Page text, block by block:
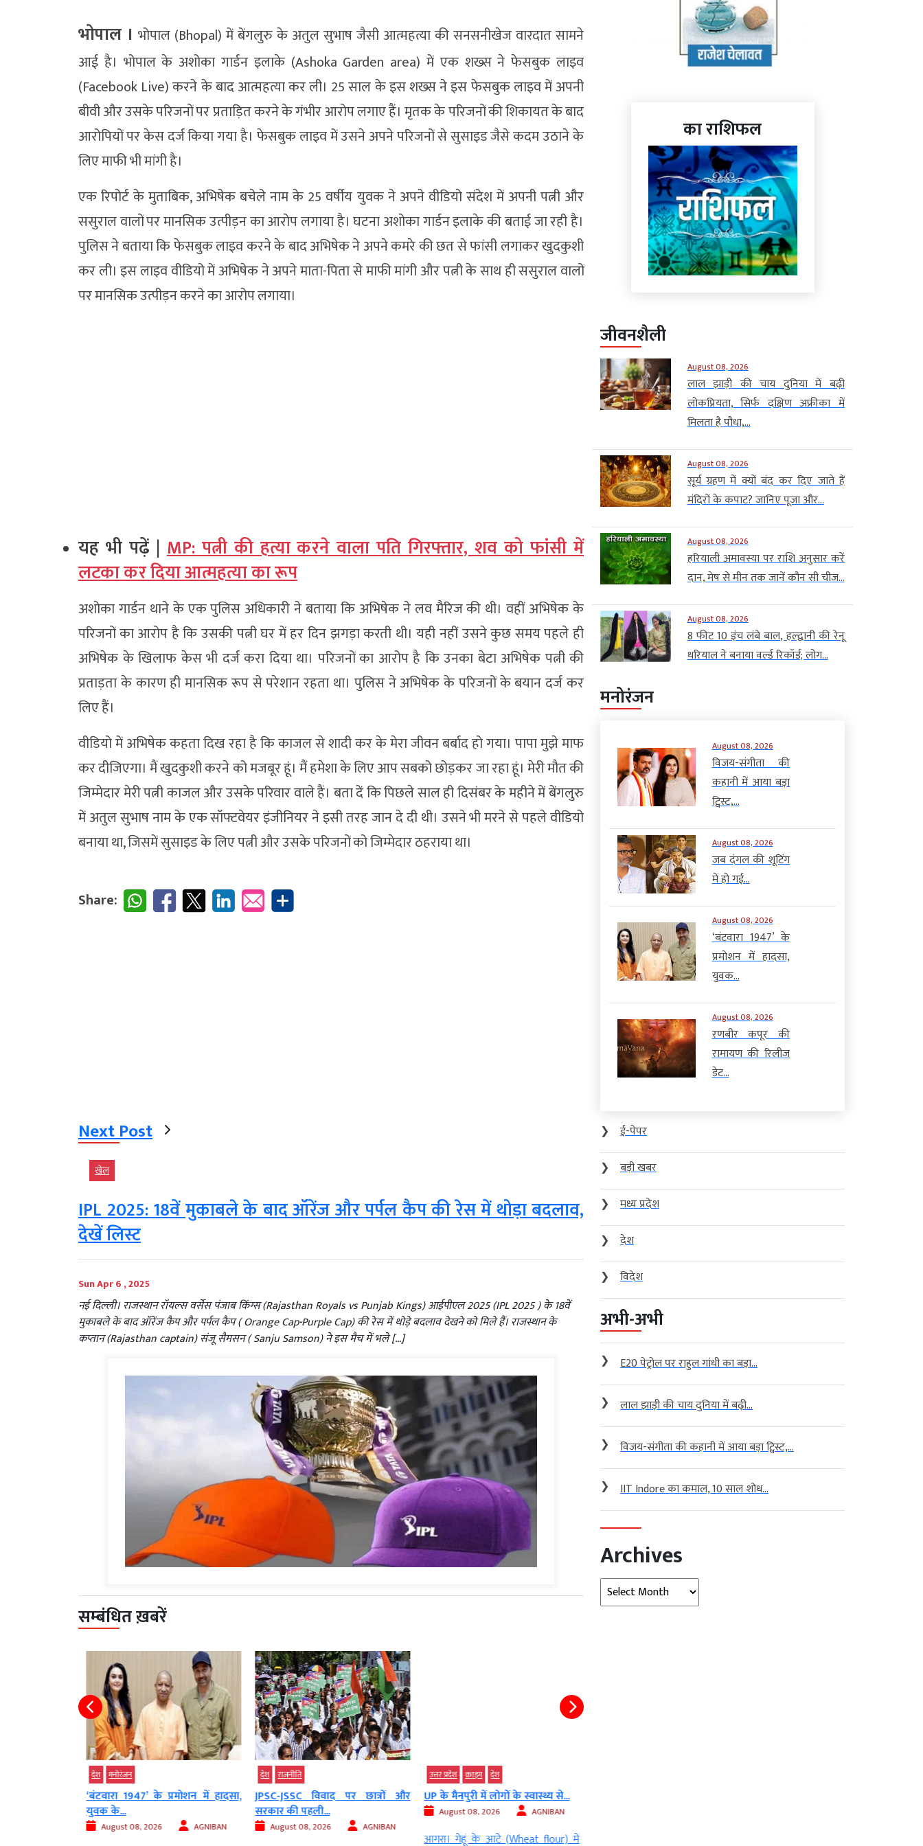
भोपाल । भोपाल (Bhopal) में बेंगलुरु के अतुल सुभाष जैसी आत्महत्या की सनसनीखेज वारदात सामने
आई है। भोपाल के अशोका गार्डन इलाके (Ashoka Garden area) में एक शख्स ने फेसबुक लाइव
(Facebook Live) करने के बाद आत्महत्या कर ली। 25 साल के इस शख्स ने इस फेसबुक लाइव में अपनी
बीवी और उसके परिजनों पर प्रताड़ित करने के गंभीर आरोप लगाए हैं। मृतक के परिजनों की शिकायत के बाद
आरोपियों पर केस दर्ज किया गया है। फेसबुक लाइव में उसने अपने परिजनों से सुसाइड जैसे कदम उठाने के
लिए माफी भी मांगी है।
एक रिपोर्ट के मुताबिक, अभिषेक बचेले नाम के 25 वर्षीय युवक ने अपने वीडियो संदेश में अपनी पत्नी और
ससुराल वालों पर मानसिक उत्पीड़न का आरोप लगाया है। घटना अशोका गार्डन इलाके की बताई जा रही है।
पुलिस ने बताया कि फेसबुक लाइव करने के बाद अभिषेक ने अपने कमरे की छत से फांसी लगाकर खुदकुशी
कर ली। इस लाइव वीडियो में अभिषेक ने अपने माता-पिता से माफी मांगी और पत्नी के साथ ही ससुराल वालों
पर मानसिक उत्पीड़न करने का आरोप लगाया।
यह भी पढ़ें |MP: पत्नी की हत्या करने वाला पति गिरफ्तार, शव को फांसी में
लटका कर दिया आत्महत्या का रूप
अशोका गार्डन थाने के एक पुलिस अधिकारी ने बताया कि अभिषेक ने लव मैरिज की थी। वहीं अभिषेक के
परिजनों का आरोप है कि उसकी पत्नी घर में हर दिन झगड़ा करती थी। यही नहीं उसने कुछ समय पहले ही
अभिषेक के खिलाफ केस भी दर्ज करा दिया था। परिजनों का आरोप है कि उनका बेटा अभिषेक पत्नी की
प्रताड़ता के कारण ही मानसिक रूप से परेशान रहता था। पुलिस ने अभिषेक के परिजनों के बयान दर्ज कर
लिए हैं।
वीडियो में अभिषेक कहता दिख रहा है कि काजल से शादी कर के मेरा जीवन बर्बाद हो गया। पापा मुझे माफ
कर दीजिएगा। मैं खुदकुशी करने को मजबूर हूं। मैं हमेशा के लिए आप सबको छोड़कर जा रहा हूं। मेरी मौत की
जिम्मेदार मेरी पत्नी काजल और उसके परिवार वाले हैं। बता दें कि पिछले साल ही दिसंबर के महीने में बेंगलुरु
में अतुल सुभाष नाम के एक सॉफ्टवेयर इंजीनियर ने इसी तरह जान दे दी थी। उसने भी मरने से पहले वीडियो
बनाया था, जिसमें सुसाइड के लिए पत्नी और उसके परिजनों को जिम्मेदार ठहराया था।
Share:
Next Post
खेल
IPL 2025: 18वें मुकाबले के बाद ऑरेंज और पर्पल कैप की रेस में थोड़ा बदलाव,
देखें लिस्ट
Sun Apr 6 , 2025
नई दिल्ली। राजस्थान रॉयल्स वर्सेस पंजाब किंग्स (Rajasthan Royals vs Punjab Kings) आईपीएल 2025 (IPL 2025 ) के 18वें
मुकाबले के बाद ऑरेंज कैप और पर्पल कैप ( Orange Cap-Purple Cap) की रेस में थोड़े बदलाव देखने को मिले हैं। राजस्थान के
कप्तान (Rajasthan captain) संजू सैमसन ( Sanju Samson) ने इस मैच में भले […]
सम्बंधित ख़बरें
देश मनोरंजन
‘बंटवारा 1947’ के प्रमोशन में हादसा,
युवक के...
August 08, 2026 AGNIBAN
देश राजनीति
JPSC-JSSC विवाद पर छात्रों और
सरकार की पहली...
August 08, 2026 AGNIBAN
उत्तर प्रदेश क्राइम देश
UP के मैनपुरी में लोगों के स्वास्थ्य से...
August 08, 2026 AGNIBAN
आगरा। गेहूं के आटे (Wheat flour) में
का राशिफल
जीवनशैली
August 08, 2026
लाल झाड़ी की चाय दुनिया में बढ़ी
लोकप्रियता, सिर्फ दक्षिण अफ्रीका में
मिलता है पौधा,...
August 08, 2026
सूर्य ग्रहण में क्यों बंद कर दिए जाते हैं
मंदिरों के कपाट? जानिए पूजा और...
August 08, 2026
हरियाली अमावस्या पर राशि अनुसार करें
दान, मेष से मीन तक जानें कौन सी चीज...
August 08, 2026
8 फीट 10 इंच लंबे बाल, हल्द्वानी की रेनू
धरियाल ने बनाया वर्ल्ड रिकॉर्ड; लोग...
मनोरंजन
August 08, 2026
विजय-संगीता की
कहानी में आया बड़ा
ट्विस्ट,...
August 08, 2026
जब दंगल की शूटिंग
में हो गई...
August 08, 2026
‘बंटवारा 1947’ के
प्रमोशन में हादसा,
युवक...
August 08, 2026
रणबीर कपूर की
रामायण की रिलीज
डेट...
❯
ई-पेपर
❯
बड़ी खबर
❯
मध्य प्रदेश
❯
देश
❯
विदेश
अभी-अभी
❯ E20 पेट्रोल पर राहुल गांधी का बड़ा...
❯ लाल झाड़ी की चाय दुनिया में बढ़ी...
❯ विजय-संगीता की कहानी में आया बड़ा ट्विस्ट,...
❯ IIT Indore का कमाल, 10 साल शोध...
Archives
Archives